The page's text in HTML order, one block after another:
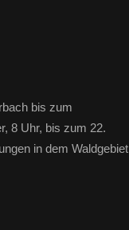
bis zum
8 Uhr, bis zum 22.
in dem Waldgebiet